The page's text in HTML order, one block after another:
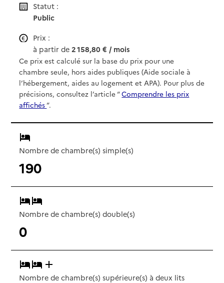
Statut :
Public
Prix :
à partir de2 158,80 € / mois
Ce prix est calculé sur la base du prix pour une
chambre seule, hors aides publiques (Aide sociale à
l’hébergement, aides au logement et APA). Pour plus de
précisions, consultez l’article “Comprendre les prix
affichés”.
Nombre de chambre(s) simple(s)
190
Nombre de chambre(s) double(s)
0
Nombre de chambre(s) supérieure(s) à deux lits